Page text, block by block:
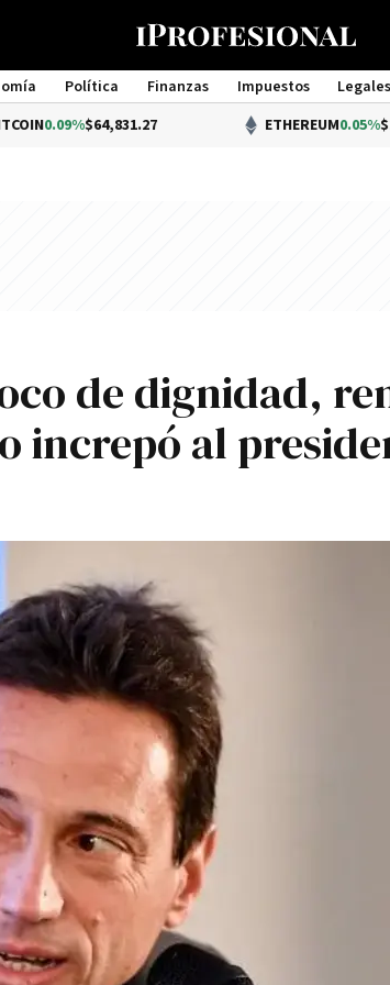
Política Finanzas Impuestos Legales
Management
$64,831.27 ETHEREUM0.05%$1,914.45
de dignidad,
increpó al